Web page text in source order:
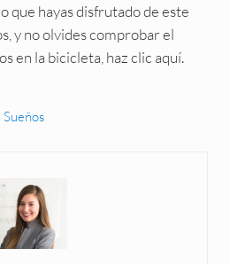
que hayas disfrutado de este
y no olvides comprobar el
en la bicicleta, haz clic aquí.